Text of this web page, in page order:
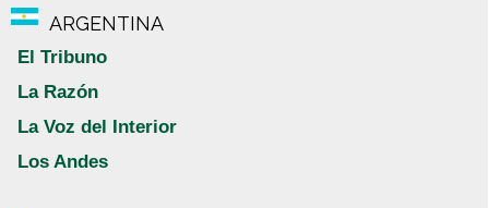
ARGENTINA
El Tribuno
La Razón
La Voz del Interior
Los Andes